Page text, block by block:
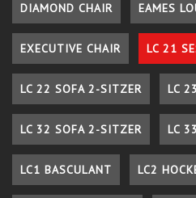
DIAMOND CHAIR EAMES
EXECUTIVE CHAIR LC 21
LC 22 SOFA 2-SITZER LC
LC 32 SOFA 2-SITZER LC
LC1 BASCULANT LC2